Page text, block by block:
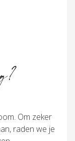
Om zeker
raden we je